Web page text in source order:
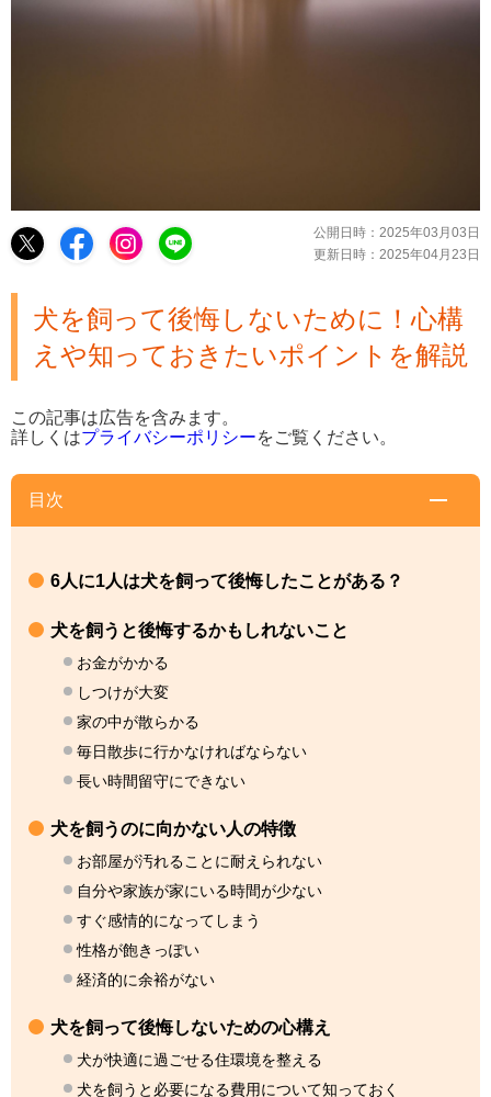
公開日時： 2025年03月03日
更新日時： 2025年04月23日
犬を飼って後悔しないために！心構
えや知っておきたいポイントを解説
この記事は広告を含みます。
詳しくはプライバシーポリシーをご覧ください。
目次
6人に1人は犬を飼って後悔したことがある？
犬を飼うと後悔するかもしれないこと
お金がかかる
しつけが大変
家の中が散らかる
毎日散歩に行かなければならない
長い時間留守にできない
犬を飼うのに向かない人の特徴
お部屋が汚れることに耐えられない
自分や家族が家にいる時間が少ない
すぐ感情的になってしまう
性格が飽きっぽい
経済的に余裕がない
犬を飼って後悔しないための心構え
犬が快適に過ごせる住環境を整える
犬を飼うと必要になる費用について知っておく